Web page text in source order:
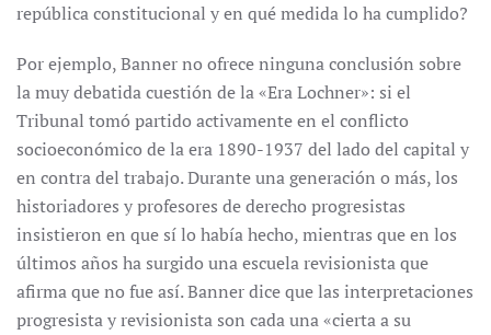
república constitucional y en qué medida lo ha cumplido?
Por ejemplo, Banner no ofrece ninguna conclusión sobre
la muy debatida cuestión de la «Era Lochner»: si el
Tribunal tomó partido activamente en el conflicto
socioeconómico de la era 1890-1937 del lado del capital y
en contra del trabajo. Durante una generación o más, los
historiadores y profesores de derecho progresistas
insistieron en que sí lo había hecho, mientras que en los
últimos años ha surgido una escuela revisionista que
afirma que no fue así. Banner dice que las interpretaciones
progresista y revisionista son cada una «cierta a su